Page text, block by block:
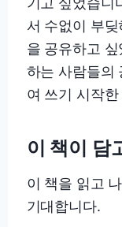
서 수없이 부
을 공유하고
하는 사람들의
여 쓰기 시작
이 책이 담
이 책을 읽고
기대합니다.